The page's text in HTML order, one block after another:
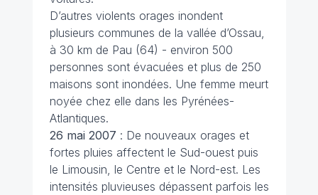
D’autres violents orages inondent
plusieurs communes de la vallée d’Ossau,
à 30 km de Pau (64) - environ 500
personnes sont évacuées et plus de 250
maisons sont inondées. Une femme meurt
noyée chez elle dans les Pyrénées-
Atlantiques.
26 mai 2007 : De nouveaux orages et
fortes pluies affectent le Sud-ouest puis
le Limousin, le Centre et le Nord-est. Les
intensités pluvieuses dépassent parfois les